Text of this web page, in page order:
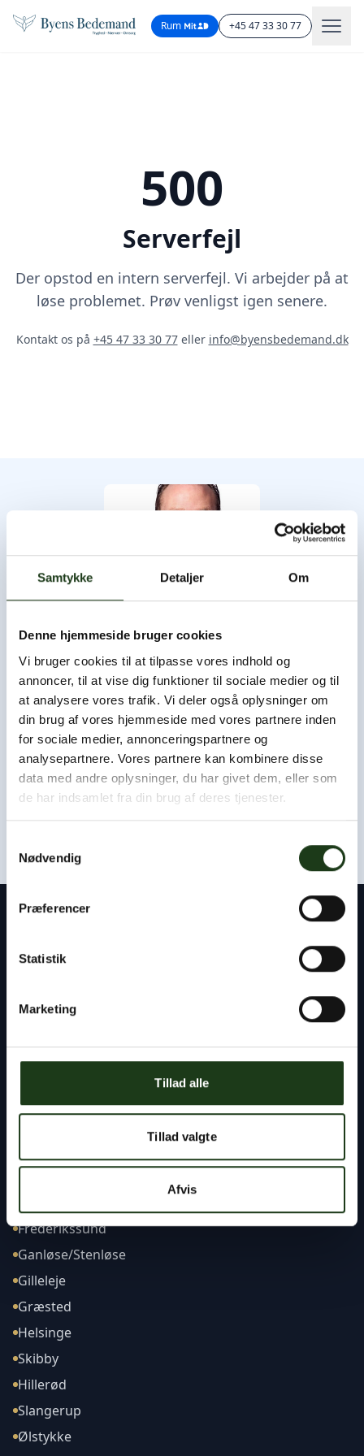
Samtykke Detaljer Om
Denne hjemmeside bruger cookies
Vi bruger cookies til at tilpasse vores indhold og
annoncer, til at vise dig funktioner til sociale medier og til
at analysere vores trafik. Vi deler også oplysninger om
din brug af vores hjemmeside med vores partnere inden
for sociale medier, annonceringspartnere og
analysepartnere. Vores partnere kan kombinere disse
data med andre oplysninger, du har givet dem, eller som
de har indsamlet fra din brug af deres tjenester.
Nødvendig
Præferencer
Statistik
Marketing
Tillad alle
Tillad valgte
Afvis
Rum +45 47 33 30 77
500
Serverfejl
Der opstod en intern serverfejl. Vi arbejder på at
løse problemet. Prøv venligst igen senere.
Kontakt os på +45 47 33 30 77eller info@byensbedemand.dk
Byens Bedemand
Byens Bedemand har åbent hele døgnet, og du er altid
velkommen til at ringe og høre nærmere.
Som udgangspunkt kan vi være hos jer eller i afdødes
hjem inden for få timer.
Kontakt os døgnet rundt
Tlf:+45 47 33 30 77
Frederikssund
Ganløse/Stenløse
Gilleleje
Græsted
Helsinge
Skibby
Hillerød
Slangerup
Ølstykke